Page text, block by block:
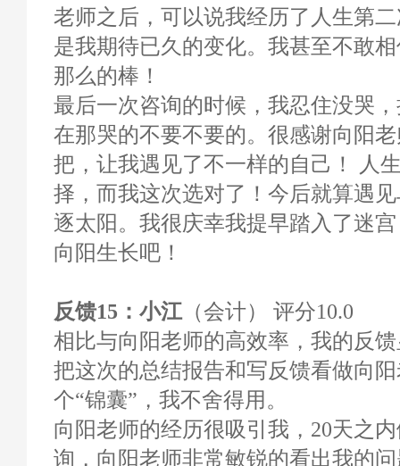
老师之后，可以说我经历了人生第
是我期待已久的变化。我甚至不敢
那么的棒！
最后一次咨询的时候，我忍住没哭
在那哭的不要不要的。很感谢向阳
把，让我遇见了不一样的自己！ 人
择，而我这次选对了！今后就算遇
逐太阳。我很庆幸我提早踏入了迷
向阳生长吧！
反馈15：小江 （会计） 评分10.0
相比与向阳老师的高效率，我的反
把这次的总结报告和写反馈看做向
个“锦囊”，我不舍得用。
向阳老师的经历很吸引我，20天之
询，向阳老师非常敏锐的看出我的